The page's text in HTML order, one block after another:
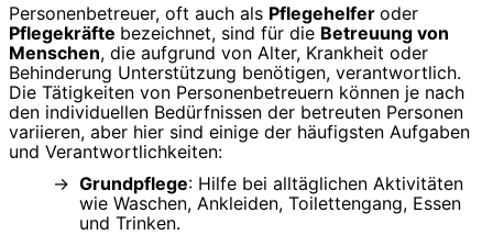
Personenbetreuer, oft auch als Pflegehelfer oder
Pflegekräfte bezeichnet, sind für die Betreuung von
Menschen, die aufgrund von Alter, Krankheit oder
Behinderung Unterstützung benötigen, verantwortlich.
Die Tätigkeiten von Personenbetreuern können je nach
den individuellen Bedürfnissen der betreuten Personen
variieren, aber hier sind einige der häufigsten Aufgaben
und Verantwortlichkeiten:
Grundpflege: Hilfe bei alltäglichen Aktivitäten
wie Waschen, Ankleiden, Toilettengang, Essen
und Trinken.